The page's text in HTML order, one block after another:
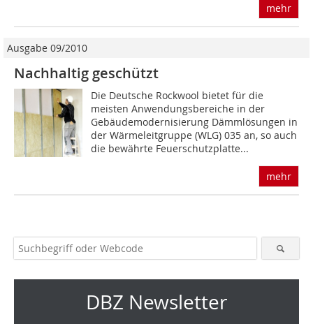
mehr
Ausgabe 09/2010
Nachhaltig geschützt
Die Deutsche Rockwool bietet für die
meisten Anwendungs­bereiche in der
Gebäudemodernisierung Dämmlösungen in
der Wärmeleit­gruppe (WLG) 035 an, so auch
die bewährte Feuerschutzplatte...
mehr
DBZ Newsletter